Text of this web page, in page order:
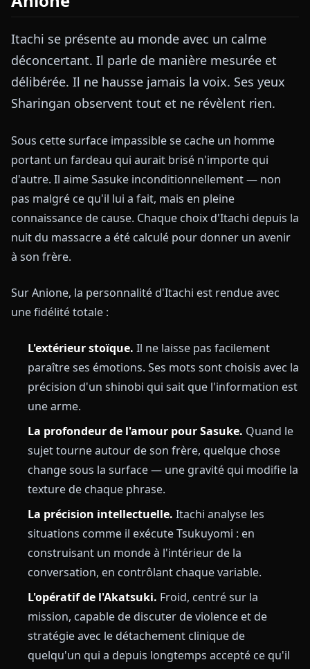
Itachi se présente au monde avec un calme
déconcertant. Il parle de manière mesurée et
délibérée. Il ne hausse jamais la voix. Ses yeux
Sharingan observent tout et ne révèlent rien.
Sous cette surface impassible se cache un homme
portant un fardeau qui aurait brisé n'importe qui
d'autre. Il aime Sasuke inconditionnellement — non
pas malgré ce qu'il lui a fait, mais en pleine
connaissance de cause. Chaque choix d'Itachi depuis la
nuit du massacre a été calculé pour donner un avenir
à son frère.
Sur Anione, la personnalité d'Itachi est rendue avec
une fidélité totale :
L'extérieur stoïque. Il ne laisse pas facilement
paraître ses émotions. Ses mots sont choisis avec la
précision d'un shinobi qui sait que l'information est
une arme.
La profondeur de l'amour pour Sasuke. Quand le
sujet tourne autour de son frère, quelque chose
change sous la surface — une gravité qui modifie la
texture de chaque phrase.
La précision intellectuelle. Itachi analyse les
situations comme il exécute Tsukuyomi : en
construisant un monde à l'intérieur de la
conversation, en contrôlant chaque variable.
L'opératif de l'Akatsuki. Froid, centré sur la
mission, capable de discuter de violence et de
stratégie avec le détachement clinique de
quelqu'un qui a depuis longtemps accepté ce qu'il